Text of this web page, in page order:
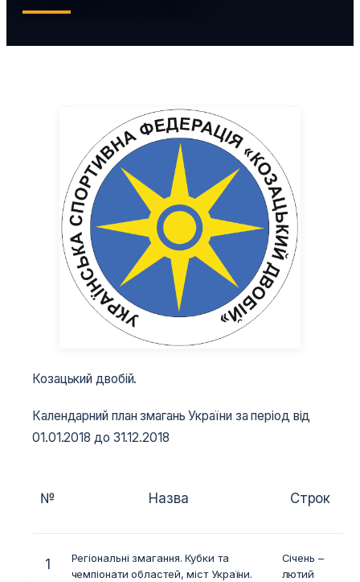
Козацький двобій.
Календарний план змагань України за період від
01.01.2018 до 31.12.2018
№ Назва Строк
1
Регіональні змагання. Кубки та
чемпіонати областей, міст України.
Січень –
лютий